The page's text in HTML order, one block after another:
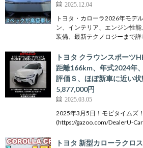
2025.12.04
トヨタ・カローラ2026年モデ
ン、インテリア、エンジン性
装備、最新テクノロジーまで
トヨタ クラウンスポーツ
距離166km、年式2024年
評価Ｓ、ほぼ新車に近い
5,877,000円
2025.03.05
2025年3月5日！モビタイムズ
(https://gazoo.com/DealerU-
トヨタ 新型カローラクロ